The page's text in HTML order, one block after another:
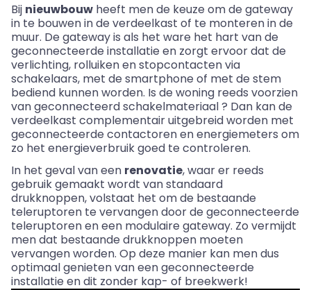
Bij nieuwbouw heeft men de keuze om de gateway
in te bouwen in de verdeelkast of te monteren in de
muur. De gateway is als het ware het hart van de
geconnecteerde installatie en zorgt ervoor dat de
verlichting, rolluiken en stopcontacten via
schakelaars, met de smartphone of met de stem
bediend kunnen worden. Is de woning reeds voorzien
van geconnecteerd schakelmateriaal ? Dan kan de
verdeelkast complementair uitgebreid worden met
geconnecteerde contactoren en energiemeters om
zo het energieverbruik goed te controleren.
In het geval van een renovatie, waar er reeds
gebruik gemaakt wordt van standaard
drukknoppen, volstaat het om de bestaande
teleruptoren te vervangen door de geconnecteerde
teleruptoren en een modulaire gateway. Zo vermijdt
men dat bestaande drukknoppen moeten
vervangen worden. Op deze manier kan men dus
optimaal genieten van een geconnecteerde
installatie en dit zonder kap- of breekwerk!